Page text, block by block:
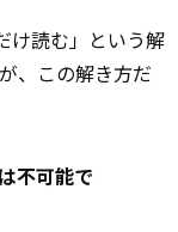
け読む」という解
、この解き方だ
不可能で